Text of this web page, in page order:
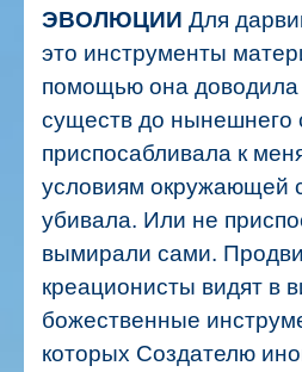
ЭВОЛЮЦИИ Для
это инструменты
помощью она
существ до нынешнего
приспосабливала к
условиям окружающей
убивала. Или не
вымирали сами.
креационисты видят в
божественные
которых Создателю